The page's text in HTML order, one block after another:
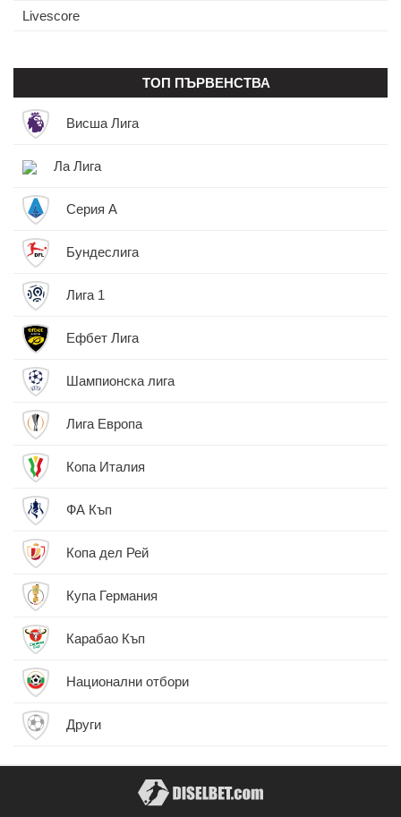
Livescore
ТОП ПЪРВЕНСТВА
Висша Лига
Ла Лига
Серия А
Бундеслига
Лига 1
Ефбет Лига
Шампионска лига
Лига Европа
Копа Италия
ФА Къп
Копа дел Рей
Купа Германия
Карабао Къп
Национални отбори
Други